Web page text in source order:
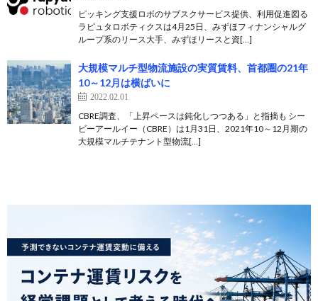
ピッキング支援ロボのサブスクサービス提供、利用促進図る
ラピュタロボティクスは4月25日、みずほフィナンシャルグ
ループ系のリース大手、みずほリースと資[…]
大規模マルチ型物流施設の実質賃料、首都圏の21年
10～12月は横ばいに
2022.02.01
CBRE調査、「上昇ペースは鈍化しつつある」と指摘も シー
ビーアールイー（CBRE）は1月31日、2021年10～12月期の
大規模マルチテナント型物流[…]